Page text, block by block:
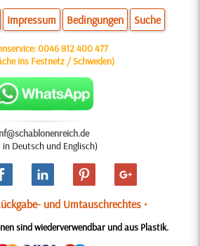
Impressum Bedingungen Suche
0046 812 400 477
ins Festnetz / Schweden)
in Deutsch und Englisch)
und Umtauschrechtes •
sind wiederverwendbar und aus Plastik.